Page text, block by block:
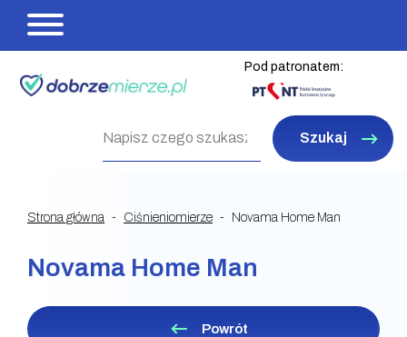
Pod patronatem:
Szukaj
Strona główna Ciśnieniomierze Novama Home Man
Novama Home Man
Powrót